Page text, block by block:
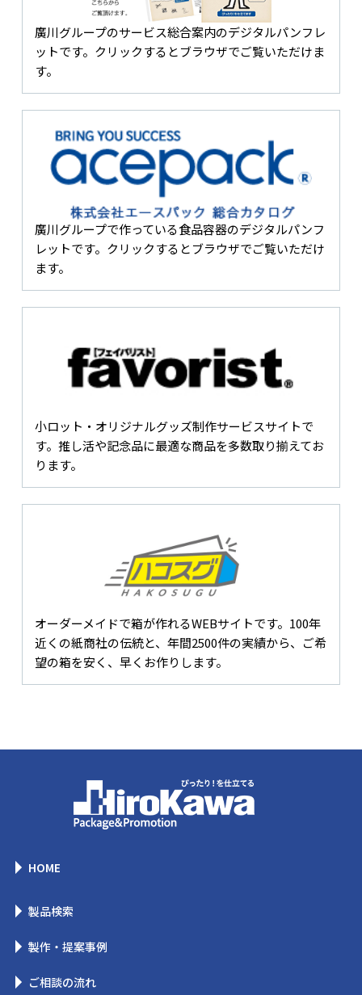
廣川グループのサービス総合案内のデジタルパンフレ
ットです。クリックするとブラウザでご覧いただけま
す。
廣川グループで作っている食品容器のデジタルパンフ
レットです。クリックするとブラウザでご覧いただけ
ます。
小ロット・オリジナルグッズ制作サービスサイトで
す。推し活や記念品に最適な商品を多数取り揃えてお
ります。
オーダーメイドで箱が作れるWEBサイトです。100年
近くの紙商社の伝統と、年間2500件の実績から、ご希
望の箱を安く、早くお作りします。
HOME
製品検索
製作・提案事例
ご相談の流れ